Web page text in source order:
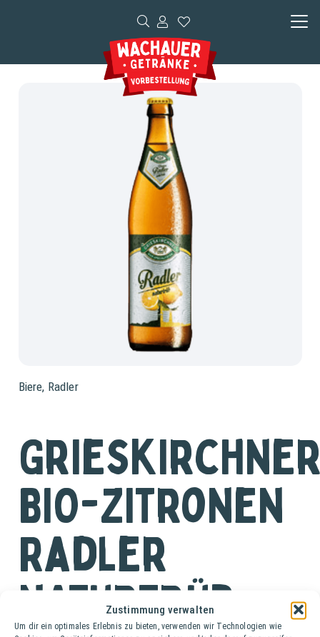
Zustimmung verwalten
Um dir ein optimales Erlebnis zu bieten, verwenden wir Technologien wie
Biere, Radler
BIO-Zitronen
Radler
naturtrüb